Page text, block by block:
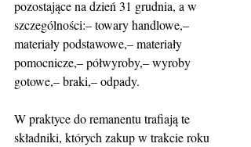
pozostające na dzień 31 grudnia, a w
szczególności:– towary handlowe,–
materiały podstawowe,– materiały
pomocnicze,– półwyroby,– wyroby
gotowe,– braki,– odpady.
W praktyce do remanentu trafiają te
składniki, których zakup w trakcie roku